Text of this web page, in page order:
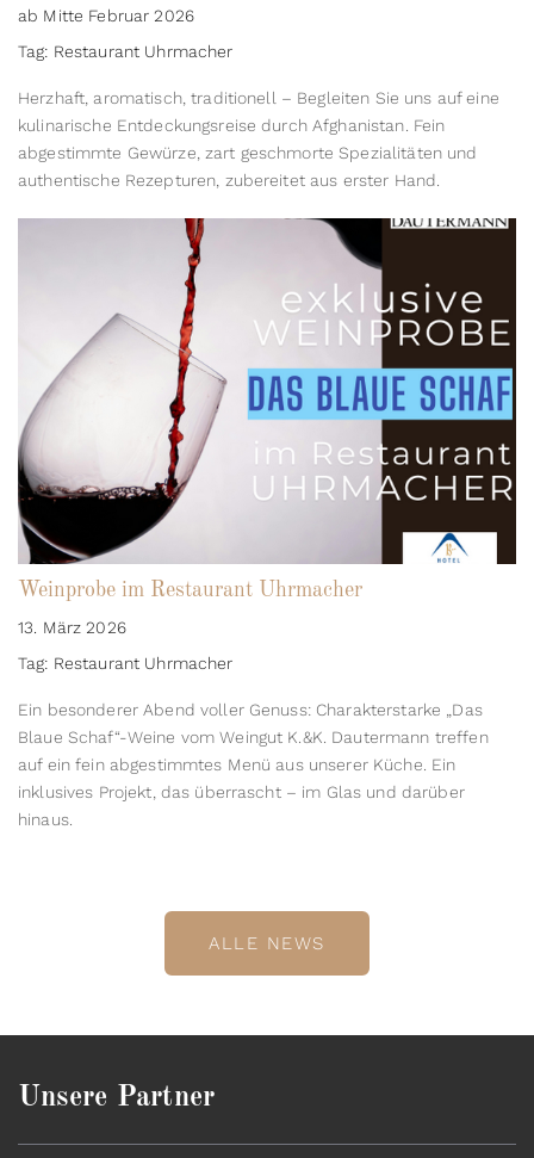
ab Mitte Februar 2026
Tag: Restaurant Uhrmacher
Herzhaft, aromatisch, traditionell – Begleiten Sie uns auf eine
kulinarische Entdeckungsreise durch Afghanistan. Fein
abgestimmte Gewürze, zart geschmorte Spezialitäten und
authentische Rezepturen, zubereitet aus erster Hand.
Weinprobe im Restaurant Uhrmacher
13. März 2026
Tag: Restaurant Uhrmacher
Ein besonderer Abend voller Genuss: Charakterstarke „Das
Blaue Schaf“-Weine vom Weingut K.&K. Dautermann treffen
auf ein fein abgestimmtes Menü aus unserer Küche. Ein
inklusives Projekt, das überrascht – im Glas und darüber
hinaus.
ALLE NEWS
Unsere Partner